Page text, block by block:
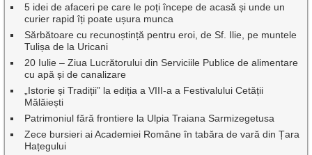
5 idei de afaceri pe care le poți începe de acasă și unde un
curier rapid îți poate ușura munca
Sărbătoare cu recunoștință pentru eroi, de Sf. Ilie, pe muntele
Tulișa de la Uricani
20 Iulie – Ziua Lucrătorului din Serviciile Publice de alimentare
cu apă și de canalizare
„Istorie și Tradiții” la ediția a VIII-a a Festivalului Cetății
Mălăiești
Patrimoniul fără frontiere la Ulpia Traiana Sarmizegetusa
Zece bursieri ai Academiei Române în tabăra de vară din Țara
Hațegului